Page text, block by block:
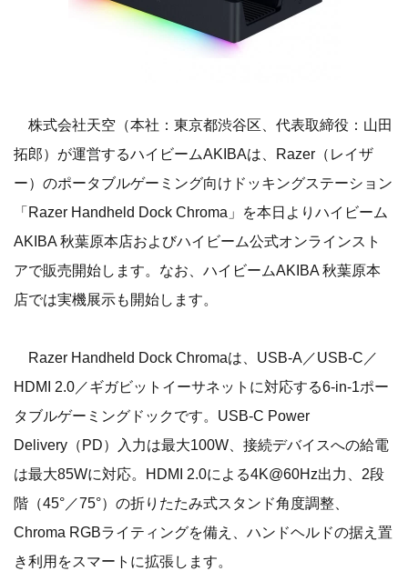
株式会社天空（本社：東京都渋谷区、代表取締役：山田
拓郎）が運営するハイビームAKIBAは、Razer（レイザ
ー）のポータブルゲーミング向けドッキングステーション
「Razer Handheld Dock Chroma」を本日よりハイビーム
AKIBA 秋葉原本店およびハイビーム公式オンラインスト
アで販売開始します。なお、ハイビームAKIBA 秋葉原本
店では実機展示も開始します。
Razer Handheld Dock Chromaは、USB-A／USB-C／
HDMI 2.0／ギガビットイーサネットに対応する6-in-1ポー
タブルゲーミングドックです。USB-C Power
Delivery（PD）入力は最大100W、接続デバイスへの給電
は最大85Wに対応。HDMI 2.0による4K@60Hz出力、2段
階（45°／75°）の折りたたみ式スタンド角度調整、
Chroma RGBライティングを備え、ハンドヘルドの据え置
き利用をスマートに拡張します。